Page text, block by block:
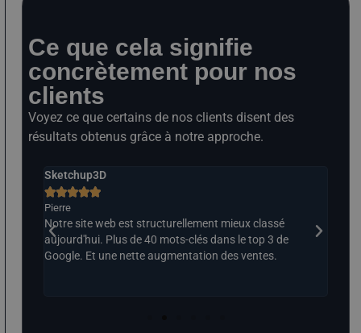
Ce que cela signifie
concrètement pour nos
clients
Voyez ce que certains de nos clients disent des
résultats obtenus grâce à notre approche.
Sketchup3D

Pierre
Notre site web est structurellement mieux classé
aujourd'hui. Plus de 40 mots-clés dans le top 3 de
Google. Et une nette augmentation des ventes.